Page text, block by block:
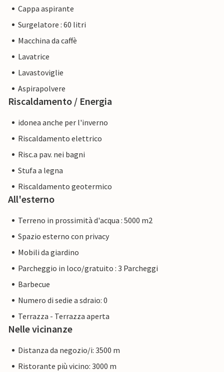
Cappa aspirante
Surgelatore : 60 litri
Macchina da caffè
Lavatrice
Lavastoviglie
Aspirapolvere
Riscaldamento / Energia
idonea anche per l'inverno
Riscaldamento elettrico
Risc.a pav. nei bagni
Stufa a legna
Riscaldamento geotermico
All'esterno
Terreno in prossimità d'acqua : 5000 m2
Spazio esterno con privacy
Mobili da giardino
Parcheggio in loco/gratuito : 3 Parcheggi
Barbecue
Numero di sedie a sdraio: 0
Terrazza - Terrazza aperta
Nelle vicinanze
Distanza da negozio/i: 3500 m
Ristorante più vicino: 3000 m